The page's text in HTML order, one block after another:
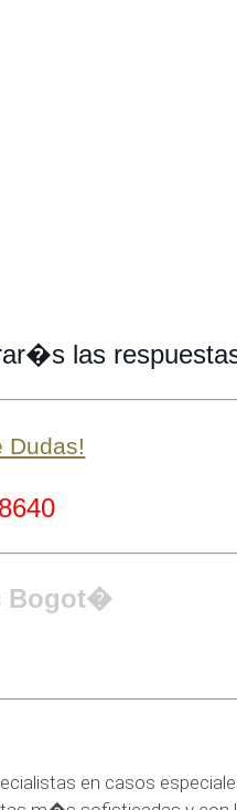
las
Bogot�
en casos